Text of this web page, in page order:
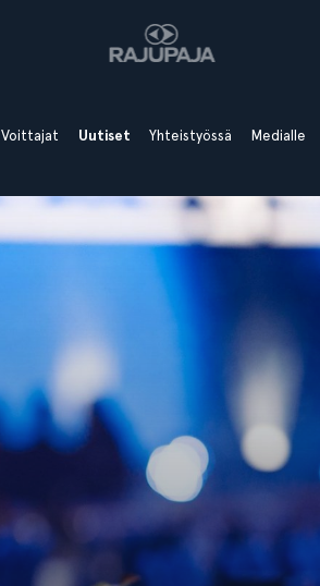
Voittajat Uutiset Yhteistyössä Medialle